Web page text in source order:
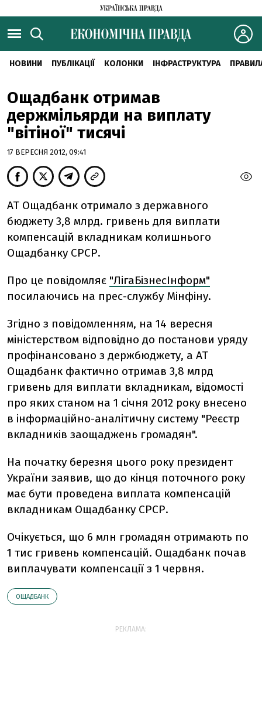
НОВИНИ ПУБЛІКАЦІЇ КОЛОНКИ ІНФРАСТРУКТУРА
Ощадбанк отримав
держмільярди на виплату
"вітіної" тисячі
17 ВЕРЕСНЯ 2012, 09:41
АТ Ощадбанк отримало з державного
бюджету 3,8 млрд. гривень для виплати
компенсацій вкладникам колишнього
Ощадбанку СРСР.
Про це повідомляє "ЛігаБізнесІнформ"
посилаючись на прес-службу Мінфіну.
Згідно з повідомленням, на 14 вересня
міністерством відповідно до постанови уряду
профінансовано з держбюджету, а АТ
Ощадбанк фактично отримав 3,8 млрд
гривень для виплати вкладникам, відомості
про яких станом на 1 січня 2012 року внесено
в інформаційно-аналітичну систему "Реєстр
вкладників заощаджень громадян".
На початку березня цього року президент
України заявив, що до кінця поточного року
має бути проведена виплата компенсацій
вкладникам Ощадбанку СРСР.
Очікується, що 6 млн громадян отримають по
1 тис гривень компенсацій. Ощадбанк почав
виплачувати компенсації з 1 червня.
ОЩАДБАНК
РЕКЛАМА: